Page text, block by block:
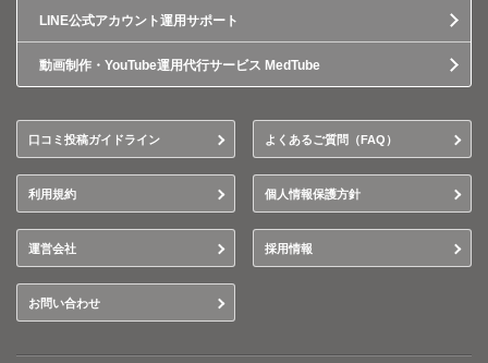
LINE公式アカウント運用サポート
動画制作・YouTube運用代行サービス MedTube
口コミ投稿ガイドライン よくあるご質問（FAQ）
利用規約 個人情報保護方針
運営会社 採用情報
お問い合わせ